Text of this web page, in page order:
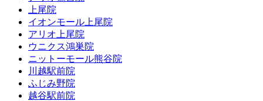
上尾院
イオンモール上尾院
アリオ上尾院
ウニクス鴻巣院
ニットーモール熊谷院
川越駅前院
ふじみ野院
越谷駅前院